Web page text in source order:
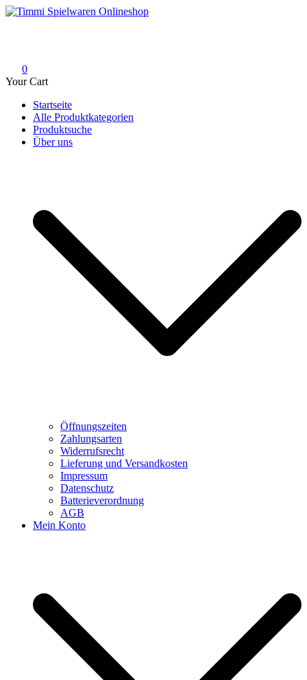
Skip
0
Your Cart
Startseite
Alle Produktkategorien
Produktsuche
Über uns
Öffnungszeiten
Zahlungsarten
Widerrufsrecht
Lieferung und Versandkosten
Impressum
Datenschutz
Batterieverordnung
AGB
Mein Konto